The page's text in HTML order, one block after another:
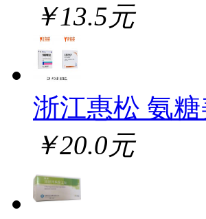
￥13.5元
浙江惠松 氨
￥20.0元